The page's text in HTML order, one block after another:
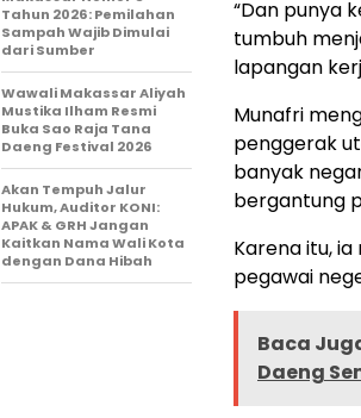
“Dan punya
tumbuh
lapangan
Munafri
penggerak
banyak
bergantung
Karena itu,
pegawai
Baca
Daeng
Tahun 2026: Pemilahan
Sampah Wajib Dimulai
dari Sumber
Wawali Makassar Aliyah
Mustika Ilham Resmi
Buka Sao Raja Tana
Daeng Festival 2026
Akan Tempuh Jalur
Hukum, Auditor KONI:
APAK & GRH Jangan
Kaitkan Nama Wali Kota
dengan Dana Hibah